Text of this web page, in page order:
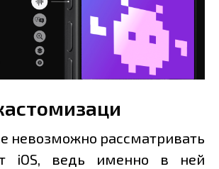
невозможно рассматривать
iOS, ведь именно в ней